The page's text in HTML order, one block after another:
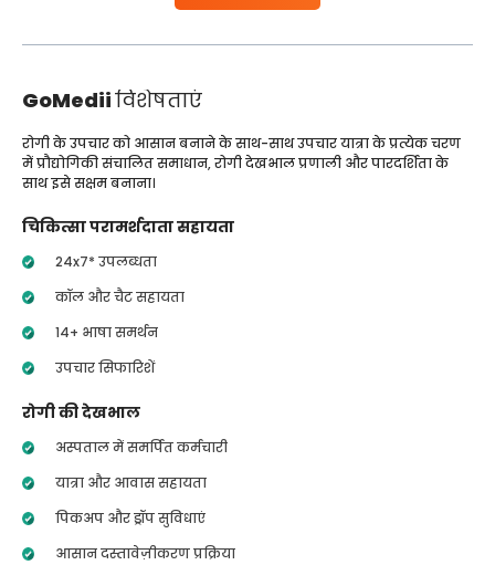
GoMediiविशेषताएं
रोगी के उपचार को आसान बनाने के साथ-साथ उपचार यात्रा के प्रत्येक चरण
में प्रौद्योगिकी संचालित समाधान, रोगी देखभाल प्रणाली और पारदर्शिता के
साथ इसे सक्षम बनाना।
चिकित्सा परामर्शदाता सहायता
24x7* उपलब्धता
कॉल और चैट सहायता
14+ भाषा समर्थन
उपचार सिफारिशें
रोगी की देखभाल
अस्पताल में समर्पित कर्मचारी
यात्रा और आवास सहायता
पिकअप और ड्रॉप सुविधाएं
आसान दस्तावेज़ीकरण प्रक्रिया